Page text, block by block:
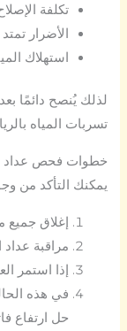
تكلفة
الأضرار
استهلاك
لذلك يُنصح دائمًا
تسربات المياه
خطوات فحص عداد
يمكنك التأكد من
إغلاق جميع
مراقبة عداد
إذا استمر
في هذه
حل ارتفاع